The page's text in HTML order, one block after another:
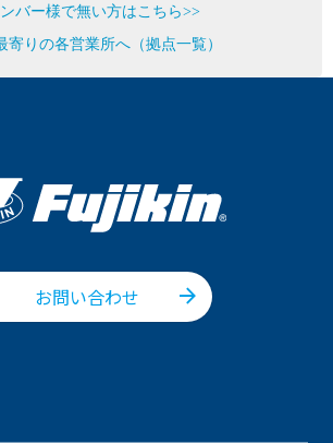
バー様で無い方はこちら>>
寄りの各営業所へ（拠点一覧）
お問い合わせ